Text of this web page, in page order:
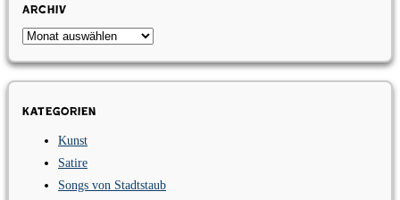
Archiv
Archiv
Kategorien
Kunst
Satire
Songs von Stadtstaub